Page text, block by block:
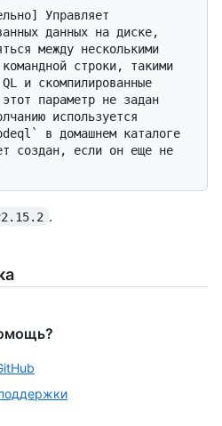
данных на диске,
между несколькими
строки, такими
и скомпилированные
параметр не задан
используется
в домашнем каталоге
создан, если он еще не
.